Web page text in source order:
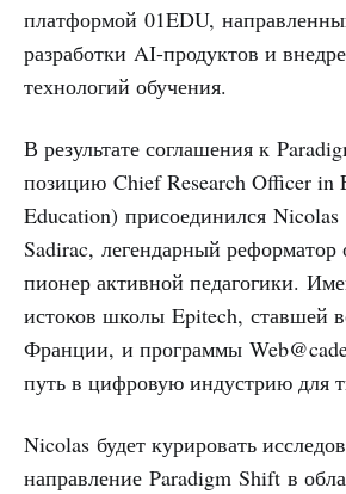
платформой 01EDU,
разработки AI-продуктов и
технологий обучения.
В результате соглашения к
позицию Chief Research Officer in
Education) присоединился Nicolas
Sadirac, легендарный реформатор
пионер активной педагогики.
истоков школы Epitech, ставшей
Франции, и программы
путь в цифровую индустрию для
Nicolas будет курировать
направление Paradigm Shift в